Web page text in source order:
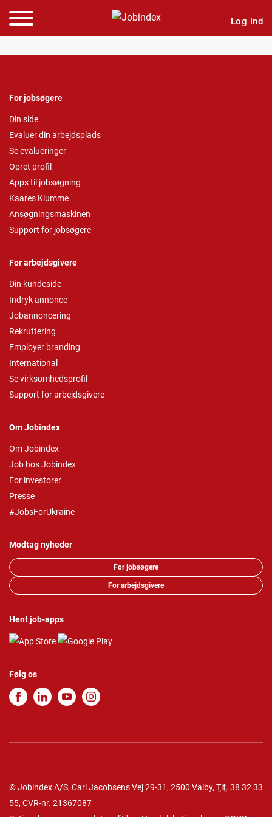
Log ind
For jobsøgere
Din side
Evaluer din arbejdsplads
Se evalueringer
Opret profil
Apps til jobsøgning
Kaares Klumme
Ansøgningsmaskinen
Support for jobsøgere
For arbejdsgivere
Din kundeside
Indryk annonce
Jobannoncering
Rekruttering
Employer branding
International
Se virksomhedsprofil
Support for arbejdsgivere
Om Jobindex
Om Jobindex
Job hos Jobindex
For investorer
Presse
#JobsForUkraine
Modtag nyheder
For jobsøgere
For arbejdsgivere
Hent job-apps
Følg os
© Jobindex A/S, Carl Jacobsens Vej 29-31, 2500 Valby, Tlf. 38 32 33
55, CVR-nr. 21367087